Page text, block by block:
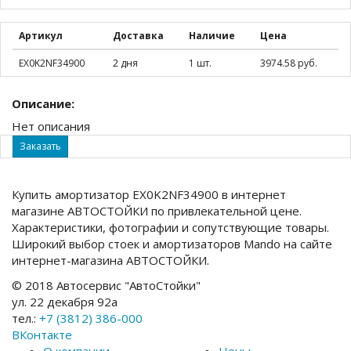
Артикул Доставка Наличие Цена
EX0K2NF34900 2 дня 1 шт. 3974.58 руб.
Описание:
Нет описания
Заказать
Купить амортизатор EX0K2NF34900 в интернет
магазине АВТОСТОЙКИ по привлекательной цене.
Характеристики, фотографии и сопутствующие товары.
Широкий выбор стоек и амортизаторов Mando на сайте
интернет-магазина АВТОСТОЙКИ.
© 2018 Автосервис "АвтоСтойки"
ул. 22 декабря 92а
тел.: +7 (3812) 386-000
ВКонтакте